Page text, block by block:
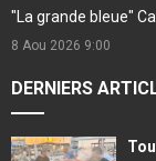
"La grande bleue"
8 Aou 2026 9:00
DERNIERS